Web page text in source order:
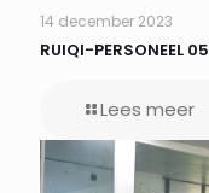
14 december 2023
RUIQI-PERSONEEL 05
Lees meer